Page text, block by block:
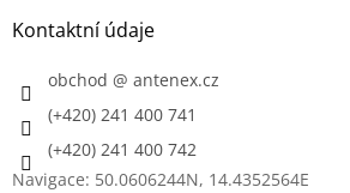
Kontaktní údaje
obchod @ antenex.cz
(+420) 241 400 741
(+420) 241 400 742
Navigace: 50.0606244N, 14.4352564E